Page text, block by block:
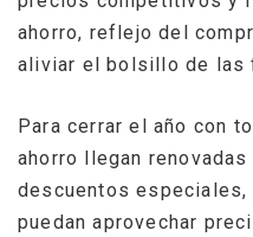
ahorro, reflejo del
aliviar el bolsillo de las
Para cerrar el año con
ahorro llegan
descuentos especiales,
puedan aprovechar